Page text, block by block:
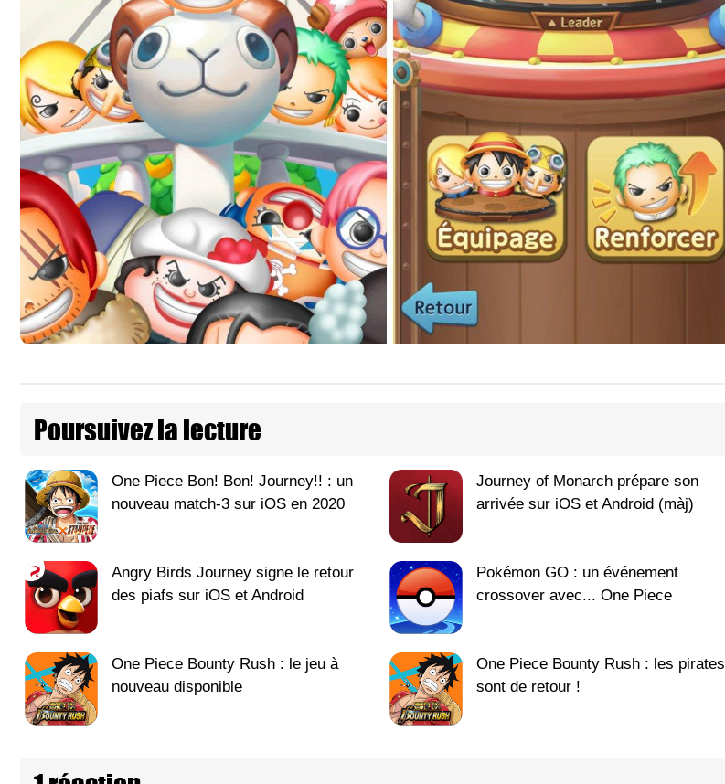
Poursuivez la lecture
One Piece Bon! Bon! Journey!! : un
nouveau match-3 sur iOS en 2020
Journey of Monarch prépare son
arrivée sur iOS et Android (màj)
Angry Birds Journey signe le retour
des piafs sur iOS et Android
Pokémon GO : un événement
crossover avec... One Piece
One Piece Bounty Rush : le jeu à
nouveau disponible
One Piece Bounty Rush : les pirates
sont de retour !